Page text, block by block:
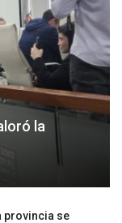
la
provincia se